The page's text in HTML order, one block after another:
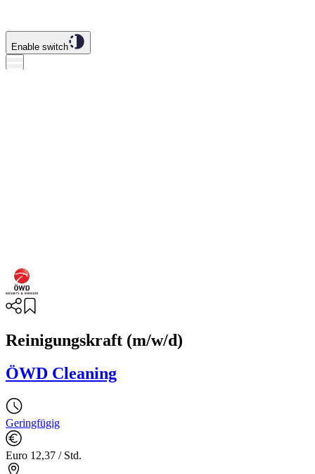
Enable switch
Reinigungskraft (m/w/d)
ÖWD Cleaning
Geringfügig
Euro 12,37 / Std.